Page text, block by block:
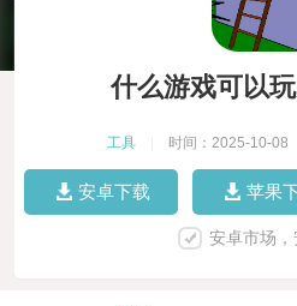
什么游戏可以
工具 时间：2025-10-08
安卓下载 苹果
安卓市场